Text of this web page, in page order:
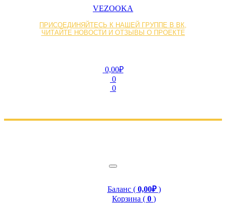
VEZOOKA
ПРИСОЕДИНЯЙТЕСЬ К НАШЕЙ ГРУППЕ В ВК,
ЧИТАЙТЕ НОВОСТИ И ОТЗЫВЫ О ПРОЕКТЕ
0,00₽
0
0
Баланс ( 0,00₽)
Корзина ( 0 )